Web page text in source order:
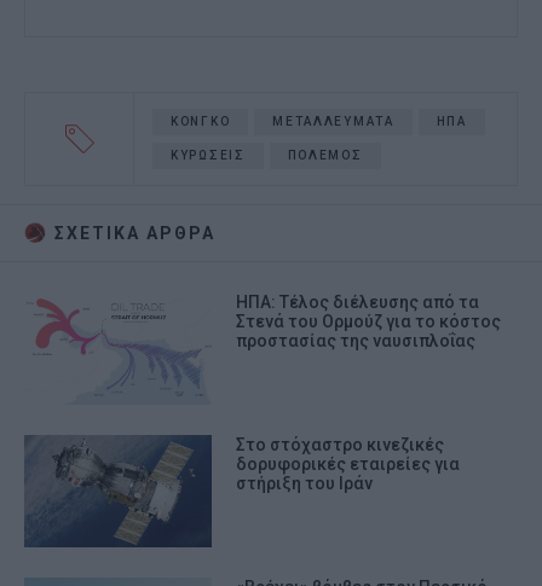
ΚΟΝΓΚΟ ΜΕΤΑΛΛΕΥΜΑΤΑ ΗΠΑ
ΚΥΡΩΣΕΙΣ ΠΟΛΕΜΟΣ
ΣΧΕΤΙΚA AΡΘΡΑ
ΗΠΑ: Τέλος διέλευσης από τα
Στενά του Ορμούζ για το κόστος
προστασίας της ναυσιπλοΐας
Στο στόχαστρο κινεζικές
δορυφορικές εταιρείες για
στήριξη του Ιράν